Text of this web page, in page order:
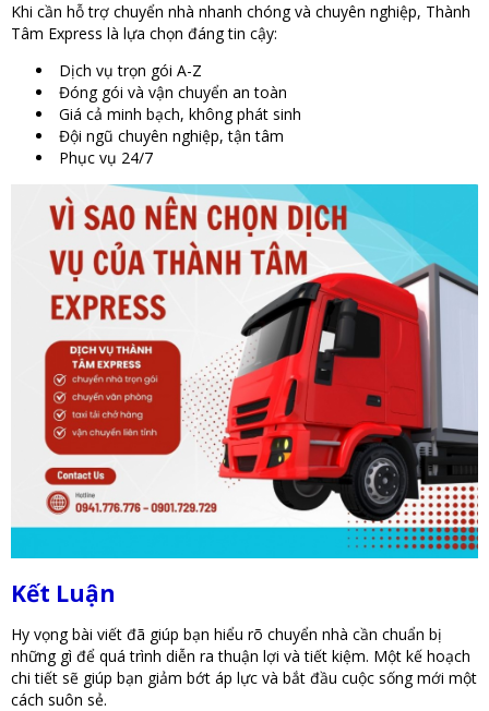
Khi cần hỗ trợ chuyển nhà nhanh chóng và chuyên nghiệp, Thành
Tâm Express là lựa chọn đáng tin cậy:
Dịch vụ trọn gói A-Z
Đóng gói và vận chuyển an toàn
Giá cả minh bạch, không phát sinh
Đội ngũ chuyên nghiệp, tận tâm
Phục vụ 24/7
Kết Luận
Hy vọng bài viết đã giúp bạn hiểu rõ chuyển nhà cần chuẩn bị
những gì để quá trình diễn ra thuận lợi và tiết kiệm. Một kế hoạch
chi tiết sẽ giúp bạn giảm bớt áp lực và bắt đầu cuộc sống mới một
cách suôn sẻ.